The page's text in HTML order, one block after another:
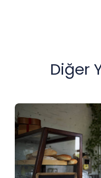
Diğer